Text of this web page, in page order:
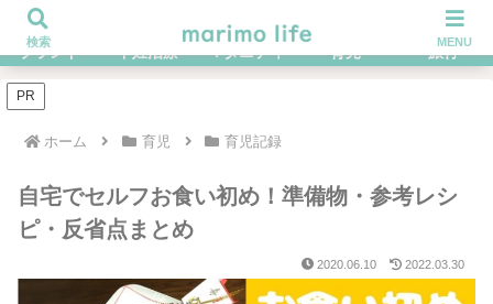
ブランド 不妊治療 マタニティ 育児 旅行
PR
ホーム 育児 育児記録
自宅でセルフお食い初め！準備物・参考レシ
ピ・反省点まとめ
2020.06.10 2022.03.30
検索 MENU